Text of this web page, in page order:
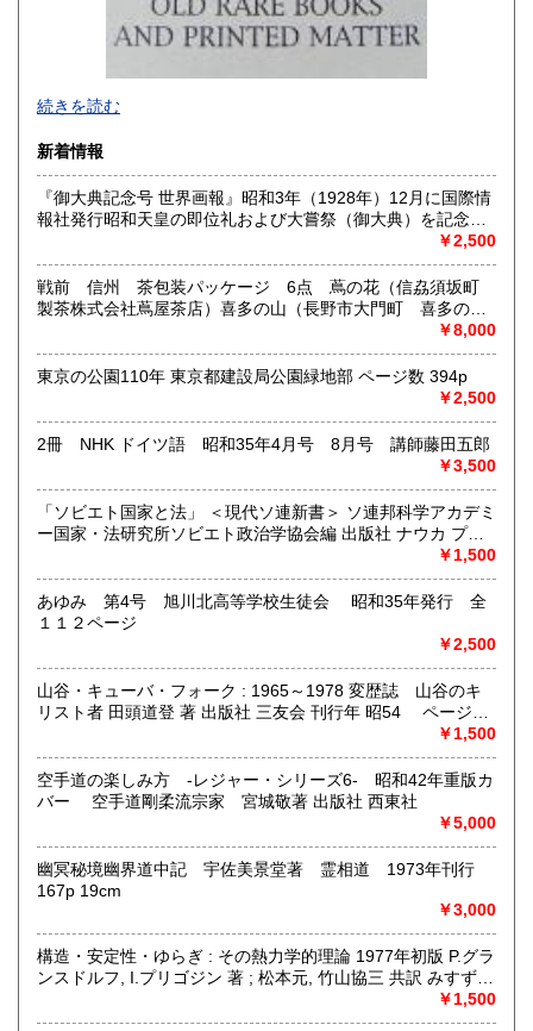
最寄駅：花小金井
営業時間：10:00〜18:00
定休日：不定休
古本・骨董品の出張買取のお申込み・ご予約は、お電話・ま
たはメールにて承っております。 お気軽にお問合わせくださ
出張費は無料です。旧家、蔵のあるお宅、昭和40年以前の古
いお宅の買取は、遠方でも大歓迎です。
取り扱い分野
社会科学、美術工芸、古典籍、近代文献、外国書
続きを読む
新着情報
『御大典記念号 世界画報』昭和3年（1928年）12月に国際情
報社発行昭和天皇の即位礼および大嘗祭（御大典）を記念す
るグラフ雑誌の臨時増刊号です。当時の儀式の様子や関連行
事を写した貴重な写真や解説が多数収録されています。
￥2,500
戦前 信州 茶包装パッケージ 6点 蔦の花（信劦須坂町
製茶株式会社蔦屋茶店）喜多の山（長野市大門町 喜多の園
本店）西沢園（長野県中堅町 西澤園本舗）梅の花（信州須
坂市梅の園茶店）奈良此園（信州中野町 西澤茶舗）美泉瀧
（信州長野市新町 茶間屋美濃久商店）瀧の音（信濃吉田本
￥8,000
東京の公園110年 東京都建設局公園緑地部 ページ数 394p
￥2,500
2冊 NHK ドイツ語 昭和35年4月号 8月号 講師藤田五郎
￥3,500
「ソビエト国家と法」 ＜現代ソ連新書＞ ソ連邦科学アカデミ
ー国家・法研究所ソビエト政治学協会編 出版社 ナウカ プロ
￥1,500
あゆみ 第4号 旭川北高等学校生徒会 昭和35年発行 全
１１２ページ
￥2,500
山谷・キューバ・フォーク : 1965～1978 変歴誌 山谷のキ
リスト者 田頭道登 著 出版社 三友会 刊行年 昭54 ページ数
￥1,500
空手道の楽しみ方 -レジャー・シリーズ6- 昭和42年重版カ
バー 空手道剛柔流宗家 宮城敬著 出版社 西東社
￥5,000
幽冥秘境幽界道中記 宇佐美景堂著 霊相道 1973年刊行
167p 19cm
￥3,000
構造・安定性・ゆらぎ : その熱力学的理論 1977年初版 P.グラ
ンスドルフ, I.プリゴジン 著 ; 松本元, 竹山協三 共訳 みすず書
房〈熱力学の方法を、平衡はもとより非線形性や不安定性を
も含むあらゆる現象へ拡張できないであろうか？ ……新し
￥1,500